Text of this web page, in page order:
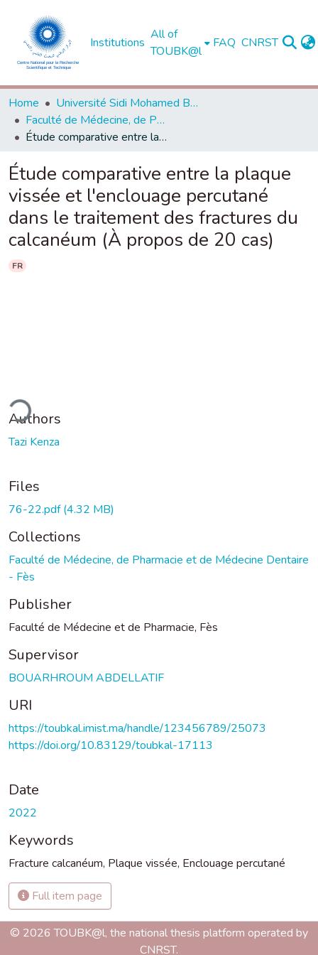
Institutions
All of
TOUBK@l
FAQ CNRST
Home
Université Sidi Mohamed Ben Abdellah de Fès
Faculté de Médecine, de Pharmacie et de Médecine Dentaire - Fès
Étude comparative entre la plaque vissée et l'enclouage percutané dans le traitement des fractures du calcanéum (À propos de 20 cas)
Étude comparative entre la plaque
vissée et l'enclouage percutané
dans le traitement des fractures du
calcanéum (À propos de 20 cas)
FR
Authors
Tazi Kenza
Files
76-22.pdf(4.32 MB)
Collections
Faculté de Médecine, de Pharmacie et de Médecine Dentaire
- Fès
Publisher
Faculté de Médecine et de Pharmacie, Fès
Supervisor
BOUARHROUM ABDELLATIF
URI
https://toubkal.imist.ma/handle/123456789/25073
https://doi.org/10.83129/toubkal-17113
Date
2022
Keywords
Fracture calcanéum, Plaque vissée, Enclouage percutané
Full item page
© 2026 TOUBK@l, the national thesis platform operated by
CNRST.